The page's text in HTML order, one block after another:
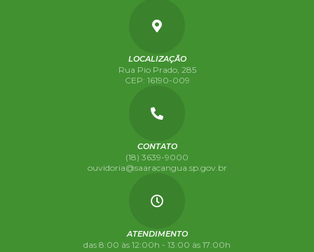
LOCALIZAÇÃO
Rua Pio Prado, 285
CEP: 16190-009
CONTATO
(18) 3639-9000
ouvidoria@saaracangua.sp.gov.br
ATENDIMENTO
das 8:00 às 12:00h - 13:00 às 17:00h